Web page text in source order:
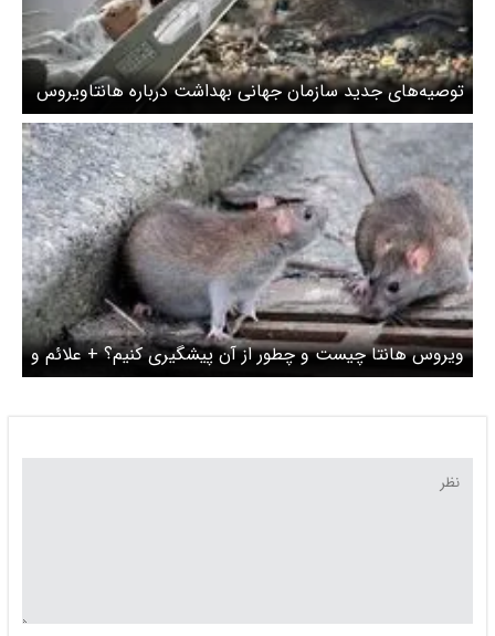
توصیه‌های جدید سازمان جهانی بهداشت درباره هانتاویروس
ویروس هانتا چیست و چطور از آن پیشگیری کنیم؟ + علائم و
راه‌های انتقال هانتا ویروس